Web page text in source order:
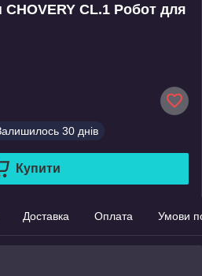
CL.1 Робот для
30 днів
Купити
Доставка Оплата Умови